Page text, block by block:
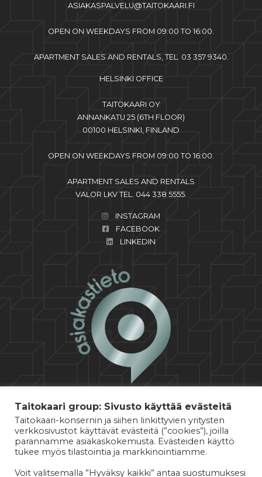
ASIAKASPALVELU@TAITOKAARI.FI
OPEN ON WEEKDAYS FROM 09:00 TO 16:00.
APARTMENT SALES AND RENTALS, TEL. 03 357 9340.
HELSINKI OFFICE
TAITOKAARI OY
ANNANKATU 25 (6TH FLOOR)
00100 HELSINKI, FINLAND
OPEN ON WEEKDAYS FROM 09:00 TO 16:00.
APARTMENT SALES AND RENTALS
VALOR LKV TEL. 044 338 5555.
INSTAGRAM
FACEBOOK
LINKEDIN
Taitokaari group: Sivusto käyttää evästeitä
Taitokaari-konsernin ja siihen linkittyvien yritysten
verkkosivustot käyttävät evästeitä (”cookies”), joilla
parannamme asiakaskokemusta. Evästeiden käyttö
tukee myös tilastointia ja markkinointiamme.
Voit valitsemalla ”Hyväksy kaikki” antaa suostumuksesi